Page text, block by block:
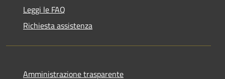
Leggi le FAQ
Richiesta assistenza
Amministrazione trasparente